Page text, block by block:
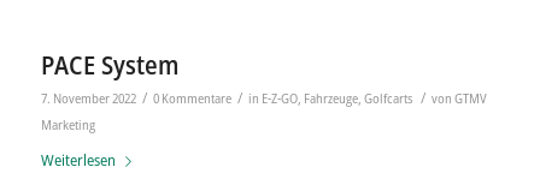
PACE System
7. November 2022 / 0 Kommentare / in E-Z-GO, Fahrzeuge, Golfcarts / von GTMV
Marketing
Weiterlesen